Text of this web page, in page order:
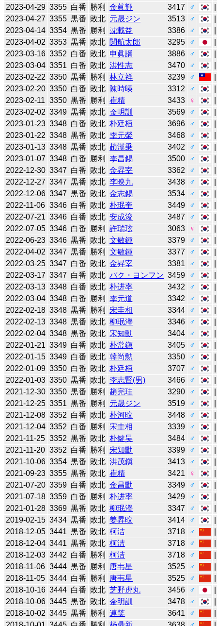
2023-04-29 3355 白番 勝利 金眞輝 3417 ♂
2023-04-27 3355 黒番 敗北 元晟ジン 3513 ♂
2023-04-14 3354 黒番 勝利 沈載益 3386 ♂
2023-04-02 3353 黒番 敗北 関航太郎 3295 ♂
2023-03-16 3352 白番 敗北 申眞諝 3886 ♂
2023-03-04 3351 白番 敗北 洪性志 3470 ♂
2023-02-22 3350 黒番 勝利 林立祥 3239 ♂
2023-02-20 3350 白番 敗北 陳時暎 3312 ♂
2023-02-11 3350 黒番 勝利 崔精 3433 ♀
2023-02-02 3349 黒番 敗北 金明訓 3569 ♂
2023-01-23 3348 白番 敗北 朴廷桓 3696 ♂
2023-01-22 3348 黒番 敗北 李元榮 3468 ♂
2023-01-13 3348 黒番 敗北 趙漢乗 3402 ♂
2023-01-07 3348 白番 勝利 李昌錫 3500 ♂
2022-12-30 3347 白番 敗北 金昇宰 3362 ♂
2022-12-27 3347 黒番 敗北 李映九 3438 ♂
2022-12-06 3347 黒番 敗北 金志錫 3534 ♂
2022-11-06 3346 白番 敗北 朴珉奎 3449 ♂
2022-07-21 3346 白番 敗北 安成浚 3487 ♂
2022-07-05 3346 白番 勝利 許瑞玹 3063 ♀
2022-06-23 3346 黒番 敗北 文敏鍾 3379 ♂
2022-04-02 3347 黒番 勝利 文敏鍾 3377 ♂
2022-03-25 3347 白番 敗北 金昇宰 3381 ♂
2022-03-17 3347 白番 敗北 パク・ヨンフン 3459 ♂
2022-03-13 3348 白番 敗北 朴进率 3432 ♂
2022-03-04 3348 白番 勝利 李元道 3342 ♂
2022-02-18 3348 黒番 勝利 宋圭相 3344 ♂
2022-02-13 3348 黒番 敗北 柳珉瀅 3346 ♂
2022-02-04 3348 黒番 敗北 宋知勳 3404 ♂
2022-01-21 3349 白番 敗北 朴常鎭 3405 ♂
2022-01-15 3349 白番 敗北 韓尚勲 3350 ♂
2022-01-09 3350 白番 敗北 朴廷桓 3707 ♂
2022-01-03 3350 黒番 敗北 李志賢(男) 3466 ♂
2021-12-30 3350 黒番 勝利 趙完珪 3290 ♂
2021-12-25 3351 黒番 勝利 元晟ジン 3519 ♂
2021-12-08 3352 白番 敗北 朴河旼 3448 ♂
2021-12-04 3352 白番 勝利 宋圭相 3339 ♂
2021-11-25 3352 黒番 敗北 朴鍵昊 3484 ♂
2021-11-20 3352 白番 勝利 宋知勳 3399 ♂
2021-10-06 3354 黒番 敗北 洪茂鎭 3413 ♂
2021-09-23 3355 黒番 敗北 崔精 3421 ♀
2021-07-20 3359 白番 敗北 金昌勳 3349 ♂
2021-07-18 3359 白番 勝利 朴进率 3429 ♂
2021-01-28 3369 黒番 敗北 柳珉瀅 3347 ♂
2019-02-15 3434 黒番 敗北 姜昇旼 3414 ♂
2018-12-05 3441 黒番 敗北 柯洁 3718 ♂
2018-12-04 3441 黒番 敗北 柯洁 3718 ♂
2018-12-03 3442 白番 勝利 柯洁 3718 ♂
2018-11-06 3444 黒番 勝利 唐韦星 3525 ♂
2018-11-05 3444 白番 勝利 唐韦星 3525 ♂
2018-10-16 3444 白番 敗北 芝野虎丸 3456 ♂
2018-10-06 3445 黒番 敗北 金明訓 3478 ♂
2018-10-02 3445 黒番 勝利 連笑 3641 ♂